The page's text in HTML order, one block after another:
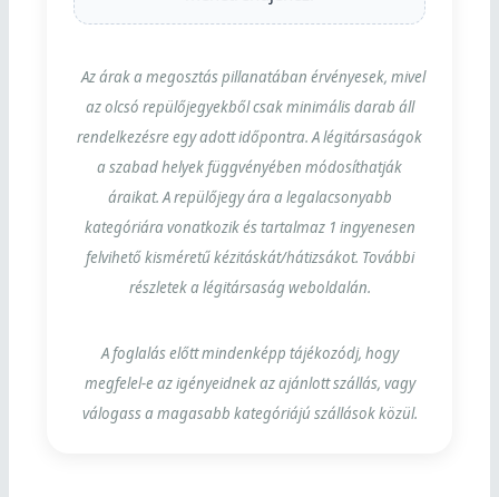
Az árak a megosztás pillanatában érvényesek, mivel
az olcsó repülőjegyekből csak minimális darab áll
rendelkezésre egy adott időpontra. A légitársaságok
a szabad helyek függvényében módosíthatják
áraikat. A repülőjegy ára a legalacsonyabb
kategóriára vonatkozik és tartalmaz 1 ingyenesen
felvihető kisméretű kézitáskát/hátizsákot. További
részletek a légitársaság weboldalán.
A foglalás előtt mindenképp tájékozódj, hogy
megfelel-e az igényeidnek az ajánlott szállás, vagy
válogass a magasabb kategóriájú szállások közül.